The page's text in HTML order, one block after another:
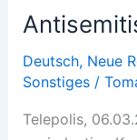
Flüchtlingshölle
Deutsch, Neue
Sonstiges/
Telepolis,